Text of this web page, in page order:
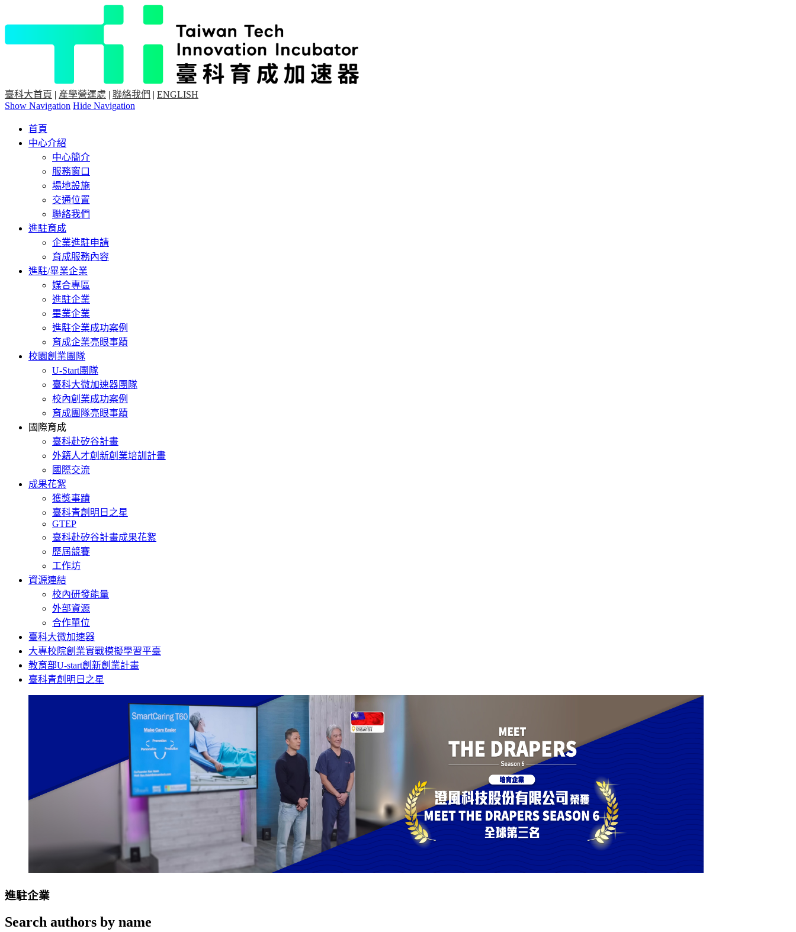
臺科大首頁 | 產學營運處 | 聯絡我們 | ENGLISH
Show Navigation Hide Navigation
首頁
中心介紹
中心簡介
服務窗口
場地設施
交通位置
聯絡我們
進駐育成
企業進駐申請
育成服務內容
進駐/畢業企業
媒合專區
進駐企業
畢業企業
進駐企業成功案例
育成企業亮眼事蹟
校園創業團隊
U-Start團隊
臺科大微加速器團隊
校內創業成功案例
育成團隊亮眼事蹟
國際育成
臺科赴矽谷計畫
外籍人才創新創業培訓計畫
國際交流
成果花絮
獲獎事蹟
臺科青創明日之星
GTEP
臺科赴矽谷計畫成果花絮
歷屆競賽
工作坊
資源連結
校內研發能量
外部資源
合作單位
臺科大微加速器
大專校院創業實戰模擬學習平臺
教育部U-start創新創業計畫
臺科青創明日之星
進駐企業
Search authors by name